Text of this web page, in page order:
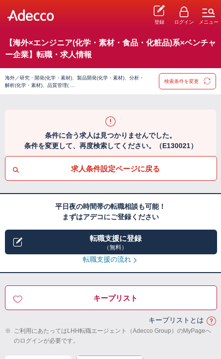
登録 ログイン メニュー
【海外×エンジニア(化学・素材・食品・化粧品)系×ベンチャ
ー企業】転職・求人情報
海外／研究・開発(化学・素材)、製品開発(化学・素材)、分析・
解析(化学・素材)、品質管理( …
検索条件を変更
条件に合う求人は見つかりませんでした。
条件を変更して、再度検索してください。（E130021）
求人条件設定ページに戻る
平日夜の時間帯の転職相談も可能！
まずはアデコにご登録ください
転職支援に登録
（無料）
転職支援の流れ
キープリスト
キープリストとは
※ ご利用にあたってはLHH転職エージェント（Adecco Group）のMyPageへ
のログインが必要です。